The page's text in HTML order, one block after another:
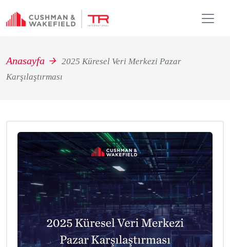
Anasayfa
2025 Küresel Veri Merkezi Pazar
Karşılaştırması